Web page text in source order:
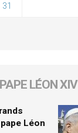
31
PAPE LÉON XIV
Léon